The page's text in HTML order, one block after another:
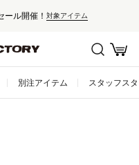
ール開催！ 対象アイテム
別注アイテム スタッフス